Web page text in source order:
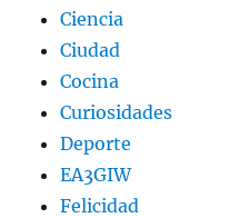
Ciencia
Ciudad
Cocina
Curiosidades
Deporte
EA3GIW
Felicidad